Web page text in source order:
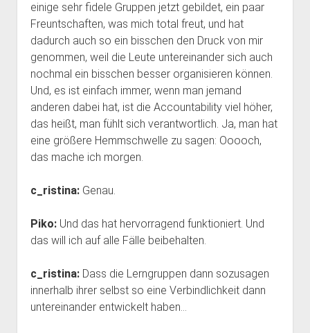
einige sehr fidele Gruppen jetzt gebildet, ein paar
Freuntschaften, was mich total freut, und hat
dadurch auch so ein bisschen den Druck von mir
genommen, weil die Leute untereinander sich auch
nochmal ein bisschen besser organisieren können.
Und, es ist einfach immer, wenn man jemand
anderen dabei hat, ist die Accountability viel höher,
das heißt, man fühlt sich verantwortlich. Ja, man hat
eine größere Hemmschwelle zu sagen: Ooooch,
das mache ich morgen.
c_ristina:Genau.
Piko:Und das hat hervorragend funktioniert. Und
das will ich auf alle Fälle beibehalten.
c_ristina:Dass die Lerngruppen dann sozusagen
innerhalb ihrer selbst so eine Verbindlichkeit dann
untereinander entwickelt haben…